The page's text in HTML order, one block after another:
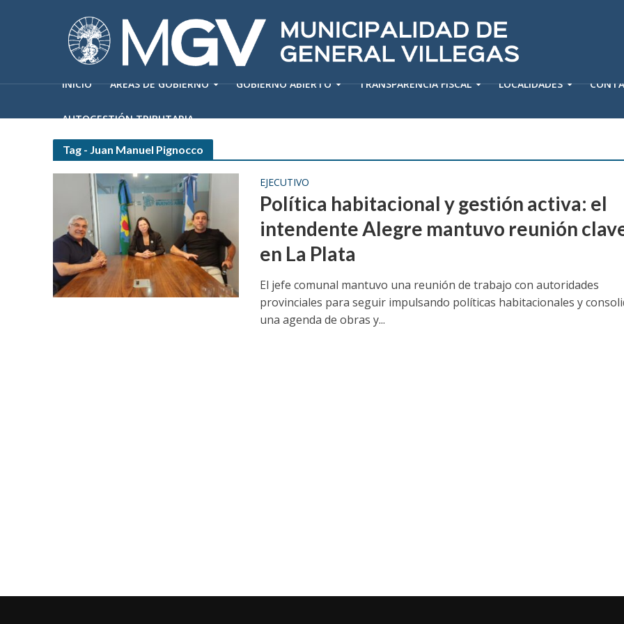
INICIO ÁREAS DE GOBIERNO GOBIERNO ABIERTO TRANSPARENCIA FISCAL LOCALIDADES
AUTOGESTIÓN TRIBUTARIA
Tag - Juan Manuel Pignocco
EJECUTIVO
Política habitacional y gestión activa: el
intendente Alegre mantuvo reunión
en La Plata
El jefe comunal mantuvo una reunión de trabajo con autoridades
provinciales para seguir impulsando políticas habitacionales y
una agenda de obras y...